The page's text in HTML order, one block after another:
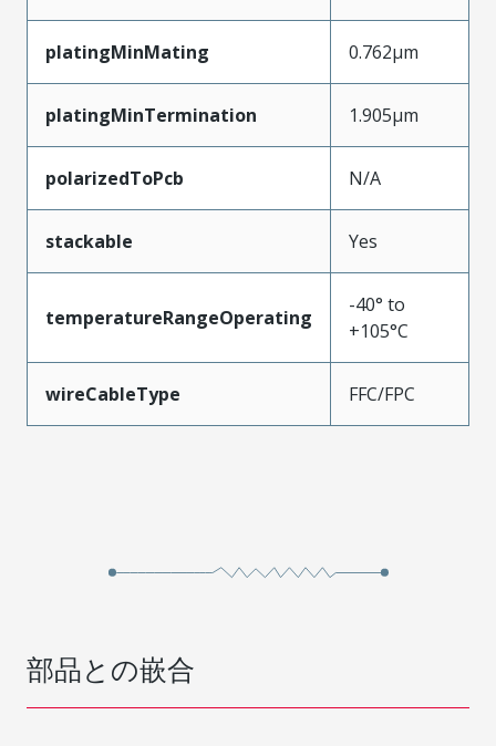
platingMinMating 0.762µm
platingMinTermination 1.905µm
polarizedToPcb N/A
stackable Yes
temperatureRangeOperating
-40° to
+105°C
wireCableType FFC/FPC
部品との嵌合